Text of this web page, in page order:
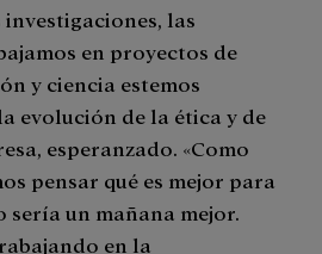
investigaciones, las
en proyectos de
y ciencia estemos
evolución de la ética y de
esperanzado. «Como
pensar qué es mejor para
sería un mañana mejor.
en la